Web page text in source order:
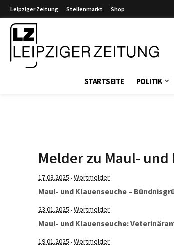
Leipziger Zeitung Stellenmarkt Shop
STARTSEITE POLITIK
Melder zu Maul-
17.03.2025 · Wortmelder
Maul- und Klauenseuche –
23.01.2025 · Wortmelder
Maul- und Klauenseuche:
19.01.2025 · Wortmelder